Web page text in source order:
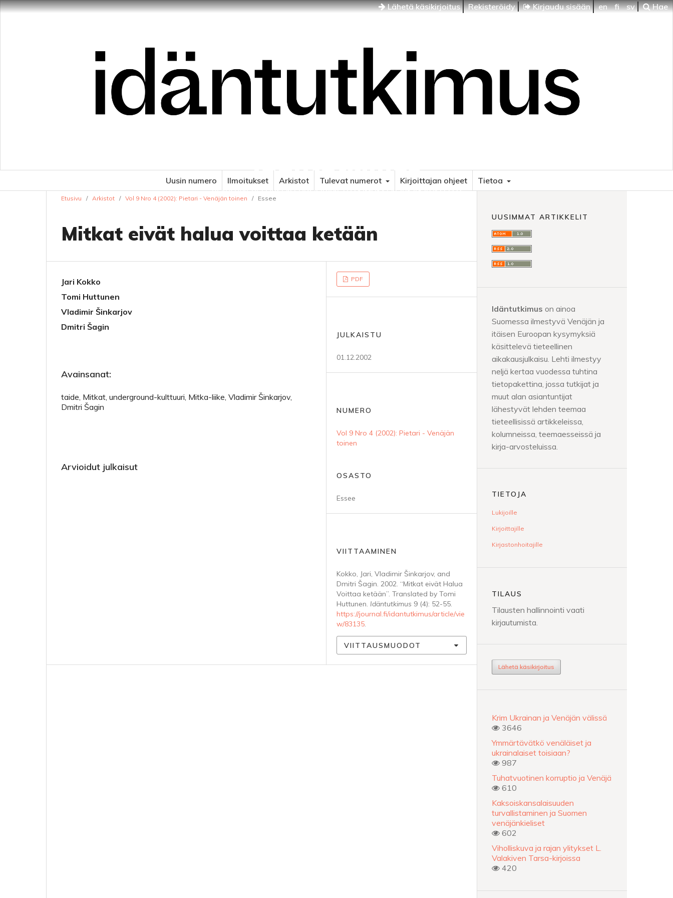
Lähetä käsikirjoitus Rekisteröidy Kirjaudu sisään en fi sv Hae
Idäntutkimus
VENÄJÄN JA ITÄISEN EUROOPAN TUTKIMUKSEN AIKAKAUSLEHTI
Uusin numero Ilmoitukset Arkistot Tulevat numerot Kirjoittajan ohjeet Tietoa
Etusivu / Arkistot / Vol 9 Nro 4 (2002): Pietari - Venäjän toinen / Essee
Mitkat eivät halua voittaa ketään
Jari Kokko
Tomi Huttunen
Vladimir Šinkarjov
Dmitri Šagin
Avainsanat:
taide, Mitkat, underground-kulttuuri, Mitka-liike, Vladimir Šinkarjov,
Dmitri Šagin
Arvioidut julkaisut
PDF
JULKAISTU
01.12.2002
NUMERO
Vol 9 Nro 4 (2002): Pietari - Venäjän
toinen
OSASTO
Essee
VIITTAAMINEN
Kokko, Jari, Vladimir Šinkarjov, and
Dmitri Šagin. 2002. “Mitkat eivät Halua
Voittaa ketään”. Translated by Tomi
Huttunen. Idäntutkimus 9 (4): 52-55.
https://journal.fi/idantutkimus/article/vie
w/83135.
VIITTAUSMUODOT
UUSIMMAT ARTIKKELIT
Idäntutkimus on ainoa
Suomessa ilmestyvä Venäjän ja
itäisen Euroopan kysymyksiä
käsittelevä tieteellinen
aikakausjulkaisu. Lehti ilmestyy
neljä kertaa vuodessa tuhtina
tietopakettina, jossa tutkijat ja
muut alan asiantuntijat
lähestyvät lehden teemaa
tieteellisissä artikkeleissa,
kolumneissa, teemaesseissä ja
kirja-arvosteluissa.
TIETOJA
Lukijoille
Kirjoittajille
Kirjastonhoitajille
TILAUS
Tilausten hallinnointi vaati
kirjautumista.
Lähetä käsikirjoitus
Krim Ukrainan ja Venäjän välissä
3646
Ymmärtävätkö venäläiset ja
ukrainalaiset toisiaan?
987
Tuhatvuotinen korruptio ja Venäjä
610
Kaksoiskansalaisuuden
turvallistaminen ja Suomen
venäjänkieliset
602
Viholliskuva ja rajan ylitykset L.
Valakiven Tarsa-kirjoissa
420